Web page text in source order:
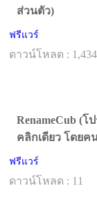
ส่วนตัว)
ฟรีแวร์
ดาวน์โหลด : 1,434
RenameCub (
คลิกเดียว โดยค
ฟรีแวร์
ดาวน์โหลด : 11